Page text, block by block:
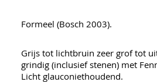
Formeel (Bosch 2003).
Grijs tot lichtbruin zeer grof tot
grindig (inclusief stenen) met
Licht glauconiethoudend.